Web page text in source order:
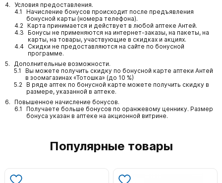
Условия предоставления.
Начисление бонусов происходит после предъявления
бонусной карты (номера телефона).
Карта принимается и действует в любой аптеке Антей.
Бонусы не применяются на интернет-заказы, на пакеты, на
карты, на товары, участвующие в скидках и акциях.
Скидки не предоставляются на сайте по бонусной
программе.
Дополнительные возможности.
Вы можете получить скидку по бонусной карте аптеки Антей
в зоомагазинах «Тотошка» (до 10 %)
В ряде аптек по бонусной карте можете получить скидку в
размере, указанной в аптеке.
Повышенное начисление бонусов.
Получаете больше бонусов по оранжевому ценнику. Размер
бонуса указан в аптеке на акционной витрине.
Популярные товары